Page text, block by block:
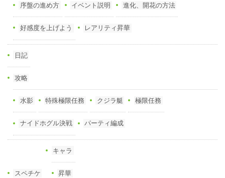
序盤の進め方 イベント説明 進化、開花の方法
好感度を上げよう レアリティ昇華
日記
攻略
水影 特殊極限任務 クジラ艇 極限任務
ナイドホグル決戦 パーティ編成
スペチケ
キャラ
昇華